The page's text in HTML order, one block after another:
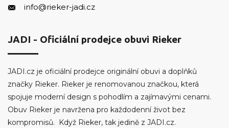
info@rieker-jadi.cz
JADI - Oficiální prodejce obuvi Rieker
JADI.cz je oficiální prodejce originální obuvi a doplňků
značky Rieker. Rieker je renomovanou značkou, která
spojuje moderní design s pohodlím a zajímavými cenami.
Obuv Rieker je navržena pro každodenní život bez
kompromisů. Když Rieker, tak jedině z JADI.cz.